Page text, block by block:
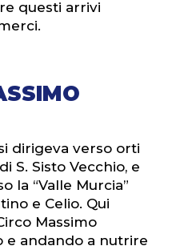
questi arrivi
dirigeva verso orti
S. Sisto Vecchio, e
la “Valle Murcia”
e Celio. Qui
Massimo
e andando a nutrire